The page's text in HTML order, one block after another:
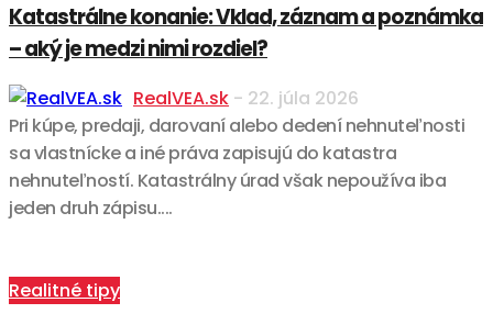
Katastrálne konanie: Vklad, záznam a poznámka
– aký je medzi nimi rozdiel?
RealVEA.sk - 22. júla 2026
Pri kúpe, predaji, darovaní alebo dedení nehnuteľnosti
sa vlastnícke a iné práva zapisujú do katastra
nehnuteľností. Katastrálny úrad však nepoužíva iba
jeden druh zápisu....
Realitné tipy